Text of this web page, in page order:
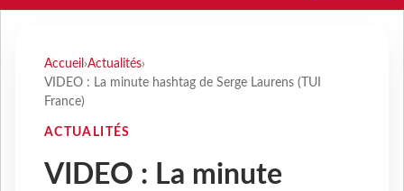
Accueil ›Actualités›
VIDEO : La minute hashtag de Serge Laurens (TUI
France)
ACTUALITÉS
VIDEO : La minute